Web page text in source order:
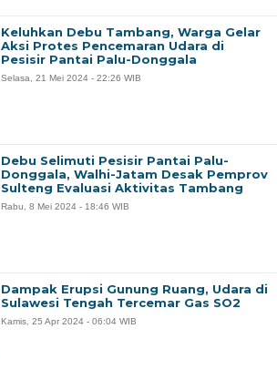
Keluhkan Debu Tambang, Warga Gelar
Aksi Protes Pencemaran Udara di
Pesisir Pantai Palu-Donggala
Selasa, 21 Mei 2024 - 22:26 WIB
Debu Selimuti Pesisir Pantai Palu-
Donggala, Walhi-Jatam Desak Pemprov
Sulteng Evaluasi Aktivitas Tambang
Rabu, 8 Mei 2024 - 18:46 WIB
Dampak Erupsi Gunung Ruang, Udara di
Sulawesi Tengah Tercemar Gas SO2
Kamis, 25 Apr 2024 - 06:04 WIB